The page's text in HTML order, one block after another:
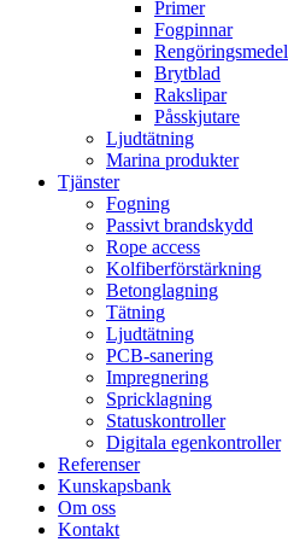
Primer
Fogpinnar
Rengöringsmedel
Brytblad
Rakslipar
Påsskjutare
Ljudtätning
Marina produkter
Tjänster
Fogning
Passivt brandskydd
Rope access
Kolfiberförstärkning
Betonglagning
Tätning
Ljudtätning
PCB-sanering
Impregnering
Spricklagning
Statuskontroller
Digitala egenkontroller
Referenser
Kunskapsbank
Om oss
Kontakt